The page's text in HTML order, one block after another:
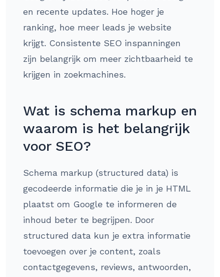
en recente updates. Hoe hoger je
ranking, hoe meer leads je website
krijgt. Consistente SEO inspanningen
zijn belangrijk om meer zichtbaarheid te
krijgen in zoekmachines.
Wat is schema markup en
waarom is het belangrijk
voor SEO?
Schema markup (structured data) is
gecodeerde informatie die je in je HTML
plaatst om Google te informeren de
inhoud beter te begrijpen. Door
structured data kun je extra informatie
toevoegen over je content, zoals
contactgegevens, reviews, antwoorden,